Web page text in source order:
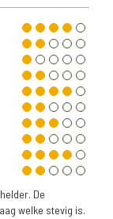
De
welke stevig is.